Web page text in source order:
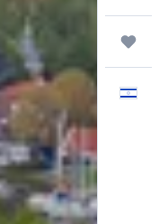
טיולים ונסיעות
עִבְרִית